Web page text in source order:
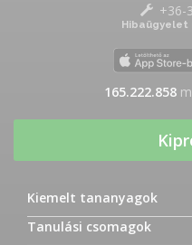
+36-
Hibaügyelet
165.222.858
Kiemelt tananyagok
Tanulási csomagok